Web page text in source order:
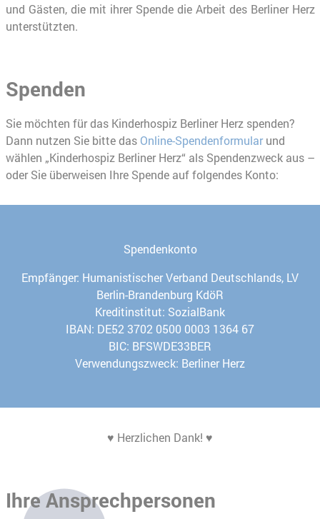
und Gästen, die mit ihrer Spende die Arbeit des Berliner Herz
unterstützten.
Spenden
Sie möchten für das Kinderhospiz Berliner Herz spenden?
Dann nutzen Sie bitte das Online-Spendenformularund
wählen „Kinderhospiz Berliner Herz“ als Spendenzweck aus –
oder Sie überweisen Ihre Spende auf folgendes Konto:
Spendenkonto
Empfänger: Humanistischer Verband Deutschlands, LV
Berlin-Brandenburg KdöR
Kreditinstitut: SozialBank
IBAN: DE52 3702 0500 0003 1364 67
BIC: BFSWDE33BER
Verwendungszweck: Berliner Herz
♥ Herzlichen Dank! ♥
Ihre Ansprechpersonen